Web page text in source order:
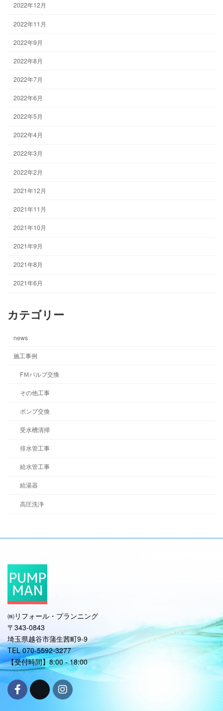
2022年12月
2022年11月
2022年9月
2022年8月
2022年7月
2022年6月
2022年5月
2022年4月
2022年3月
2022年2月
2021年12月
2021年11月
2021年10月
2021年9月
2021年8月
2021年6月
カテゴリー
news
施工事例
FＭバルブ交換
その他工事
ポンプ交換
受水槽清掃
排水管工事
給水管工事
給湯器
高圧洗浄
㈱リフォール・プランニング
〒343-0843
埼玉県越谷市蒲生茜町9-9
TEL 070-5592-3277
【受付時間】8:00 - 18:00